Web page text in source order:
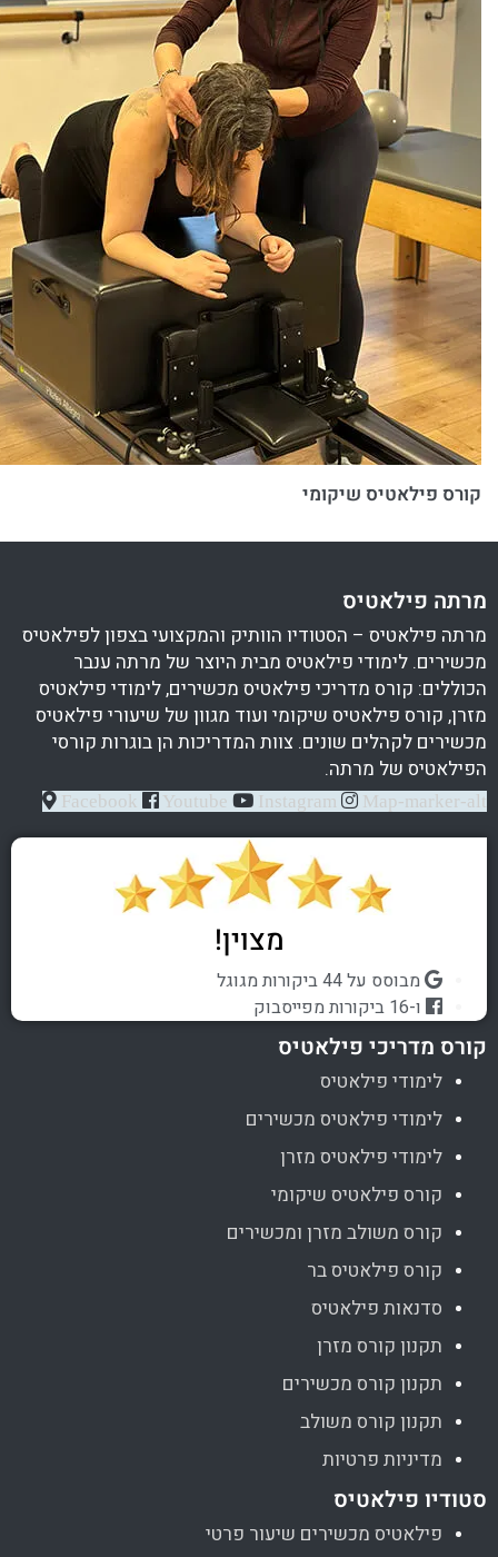
קורס פילאטיס שיקומי
מרתה פילאטיס
מרתה פילאטיס – הסטודיו הוותיק והמקצועי בצפון לפילאטיס
מכשירים. לימודי פילאטיס מבית היוצר של מרתה ענבר
הכוללים: קורס מדריכי פילאטיס מכשירים, לימודי פילאטיס
מזרן, קורס פילאטיס שיקומי ועוד מגוון של שיעורי פילאטיס
מכשירים לקהלים שונים. צוות המדריכות הן בוגרות קורסי
הפילאטיס של מרתה.
Facebook Youtube Instagram Map-marker-alt
מצוין!
מבוסס על 44 ביקורות מגוגל
ו-16 ביקורות מפייסבוק
קורס מדריכי פילאטיס
לימודי פילאטיס
לימודי פילאטיס מכשירים
לימודי פילאטיס מזרן
קורס פילאטיס שיקומי
קורס משולב מזרן ומכשירים
קורס פילאטיס בר
סדנאות פילאטיס
תקנון קורס מזרן
תקנון קורס מכשירים
תקנון קורס משולב
מדיניות פרטיות
סטודיו פילאטיס
פילאטיס מכשירים שיעור פרטי